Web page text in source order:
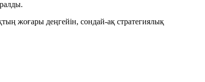
жоғары деңгейін, сондай-ақ стратегиялық